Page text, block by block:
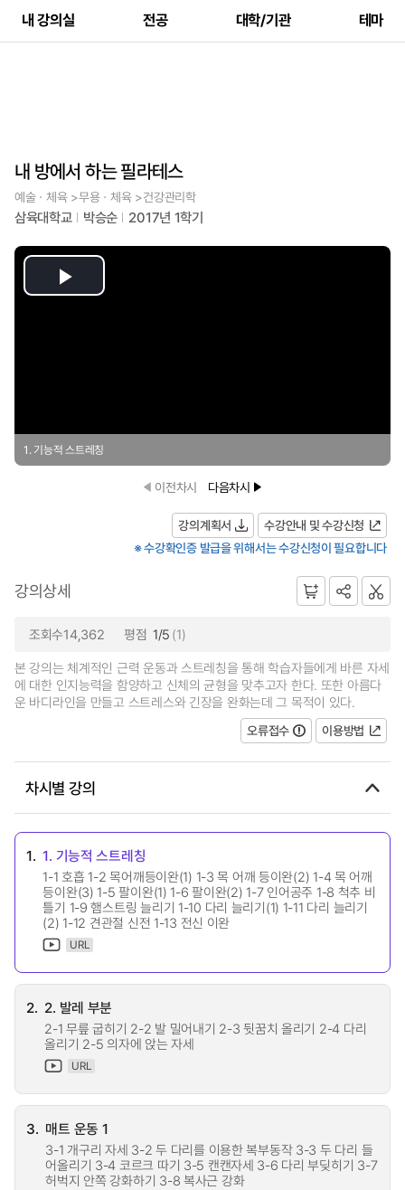
내 강의실 전공 대학/기관 테마
내 방에서 하는 필라테스
예술ㆍ체육 >무용ㆍ체육 >건강관리학
삼육대학교 박승순 2017년 1학기
Play
1. 기능적 스트레칭
이전차시 다음차시
강의계획서
수강안내 및 수강신청
※ 수강확인증 발급을 위해서는 수강신청이 필요합니다
강의상세
조회수14,362 평점 1/5 (1)
본 강의는 체계적인 근력 운동과 스트레칭을 통해 학습자들에게 바른 자세
에 대한 인지능력을 함양하고 신체의 균형을 맞추고자 한다. 또한 아름다
운 바디라인을 만들고 스트레스와 긴장을 완화는데 그 목적이 있다.
오류접수
이용방법
차시별 강의
1. 1. 기능적 스트레칭
1-1 호흡 1-2 목어깨등이완(1) 1-3 목 어깨 등이완(2) 1-4 목 어깨
등이완(3) 1-5 팔이완(1) 1-6 팔이완(2) 1-7 인어공주 1-8 척추 비
틀기 1-9 햄스트링 늘리기 1-10 다리 늘리기(1) 1-11 다리 늘리기
(2) 1-12 견관절 신전 1-13 전신 이완
URL
2. 2. 발레 부분
2-1 무릎 굽히기 2-2 발 밀어내기 2-3 뒷꿈치 올리기 2-4 다리
올리기 2-5 의자에 앉는 자세
URL
3. 매트 운동 1
3-1 개구리 자세 3-2 두 다리를 이용한 복부동작 3-3 두 다리 들
어올리기 3-4 코르크 따기 3-5 캔캔자세 3-6 다리 부딪히기 3-7
허벅지 안쪽 강화하기 3-8 복사근 강화